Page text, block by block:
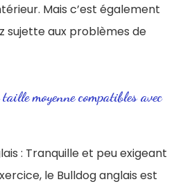
Mais c’est également
sujette aux problèmes de
moyenne compatibles avec
: Tranquille et peu exigeant
le Bulldog anglais est